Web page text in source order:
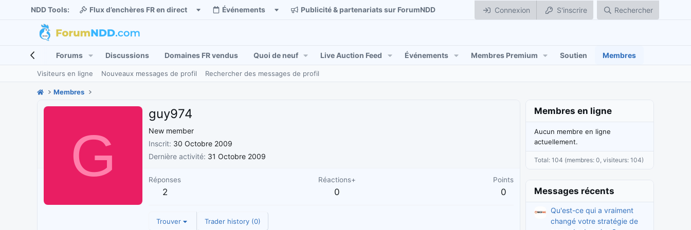
NDD Tools: Flux d’enchères FR en direct Événements Publicité & partenariats sur ForumNDD Connexion S'inscrire Rechercher
Forums Discussions Domaines FR vendus Quoi de neuf Live Auction Feed Événements Membres Premium Soutien Membres
Visiteurs en ligne Nouveaux messages de profil Rechercher des messages de profil
Membres
G
guy974
New member
Inscrit 30 Octobre 2009
Dernière activité 31 Octobre 2009
Réponses
2
Réactions+
0
Points
0
Trouver Trader history (0)
Membres en ligne
Aucun membre en ligne
actuellement.
Total: 104 (membres: 0, visiteurs: 104)
Messages récents
Qu'est-ce qui a vraiment
changé votre stratégie de